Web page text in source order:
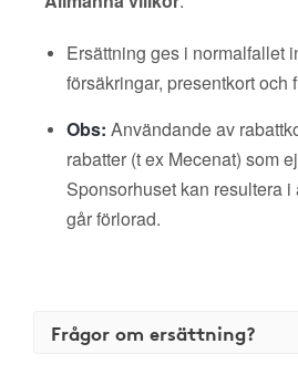
Ersättning ges i normalfallet
försäkringar, presentkort och
Obs: Användande av
rabatter (t ex Mecenat) som
Sponsorhuset kan resultera
går förlorad.
Frågor om ersättning?